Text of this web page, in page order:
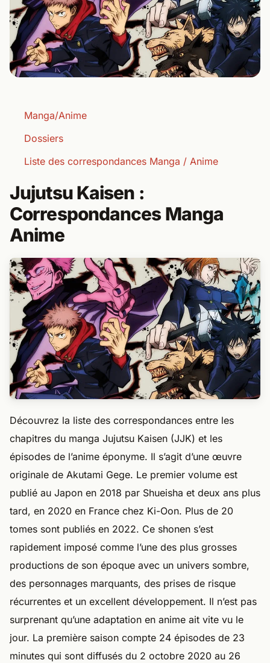
Manga/Anime
Dossiers
Liste des correspondances Manga / Anime
Jujutsu Kaisen :
Correspondances Manga
Anime
Découvrez la liste des correspondances entre les
chapitres du manga Jujutsu Kaisen (JJK) et les
épisodes de l’anime éponyme. Il s’agit d’une œuvre
originale de Akutami Gege. Le premier volume est
publié au Japon en 2018 par Shueisha et deux ans plus
tard, en 2020 en France chez Ki-Oon. Plus de 20
tomes sont publiés en 2022. Ce shonen s’est
rapidement imposé comme l’une des plus grosses
productions de son époque avec un univers sombre,
des personnages marquants, des prises de risque
récurrentes et un excellent développement. Il n’est pas
surprenant qu’une adaptation en anime ait vite vu le
jour. La première saison compte 24 épisodes de 23
minutes qui sont diffusés du 2 octobre 2020 au 26